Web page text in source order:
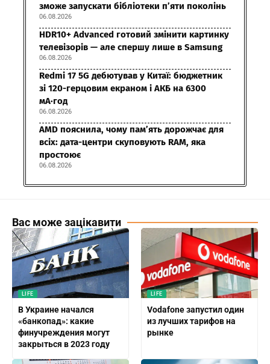
зможе запускати бібліотеки п’яти поколінь
06.08.2026
HDR10+ Advanced готовий змінити картинку
телевізорів — але спершу лише в Samsung
06.08.2026
Redmi 17 5G дебютував у Китаї: бюджетник
зі 120-герцовим екраном і АКБ на 6300
мА·год
06.08.2026
AMD пояснила, чому пам’ять дорожчає для
всіх: дата-центри скуповують RAM, яка
простоює
06.08.2026
Вас може зацікавити
LIFE
В Украине начался
«банкопад»: какие
финучреждения могут
закрыться в 2023 году
LIFE
Vodafone запустил один
из лучших тарифов на
рынке